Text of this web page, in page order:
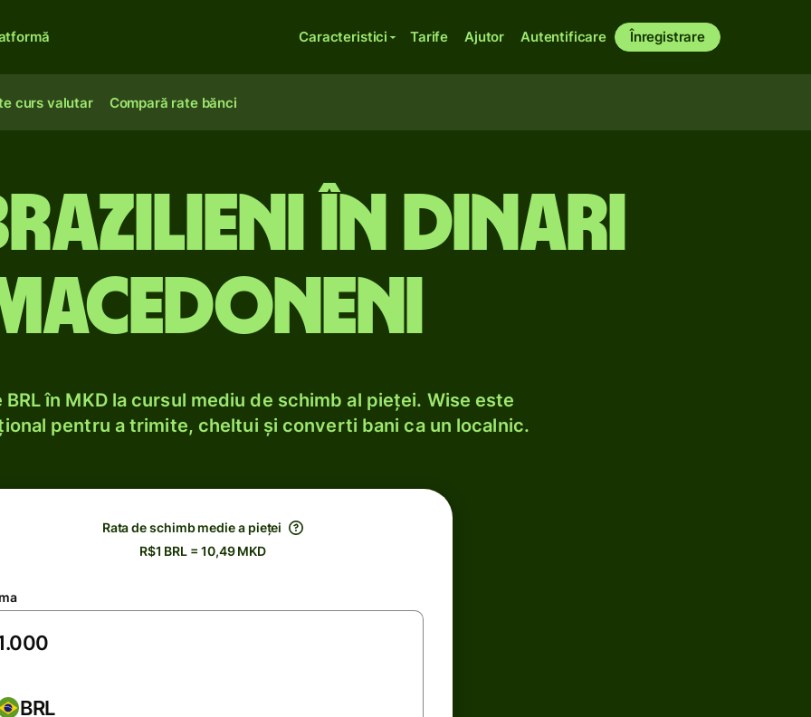
Caracteristici Tarife Ajutor Autentificare Înregistrare
curs valutar Compară rate bănci
în dinari
în MKD la cursul mediu de schimb al pieței. Wise este
pentru a trimite, cheltui și converti bani ca un localnic.
Rata de schimb medie a pieței
R$1 BRL = 10,49 MKD
BRL